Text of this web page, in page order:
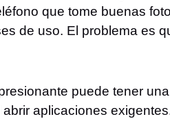
que tome buenas
de uso. El problema es
puede tener
aplicaciones